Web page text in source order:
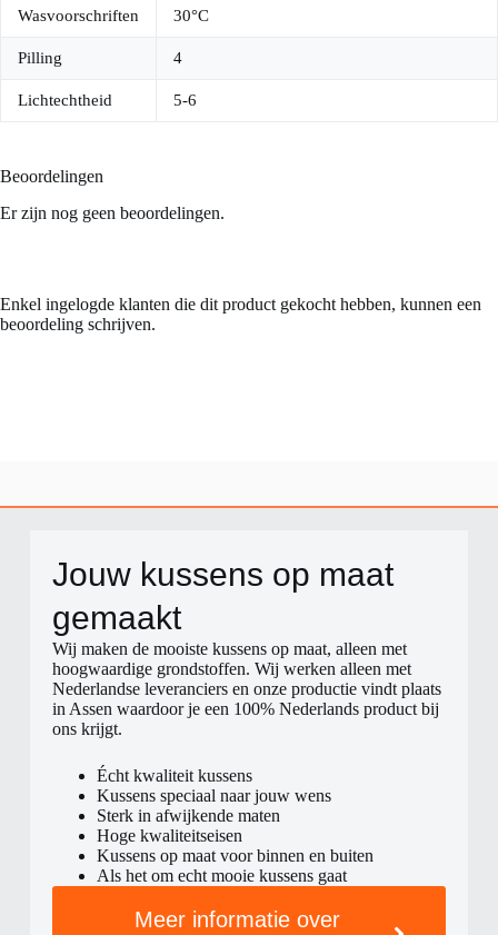
Wasvoorschriften 30°C
Pilling 4
Lichtechtheid 5-6
Beoordelingen
Er zijn nog geen beoordelingen.
Enkel ingelogde klanten die dit product gekocht hebben, kunnen een
beoordeling schrijven.
Jouw kussens op maat
gemaakt​
Wij maken de mooiste kussens op maat, alleen met
hoogwaardige grondstoffen. Wij werken alleen met
Nederlandse leveranciers en onze productie vindt plaats
in Assen waardoor je een 100% Nederlands product bij
ons krijgt.
Écht kwaliteit kussens
Kussens speciaal naar jouw wens
Sterk in afwijkende maten
Hoge kwaliteitseisen
Kussens op maat voor binnen en buiten
Als het om echt mooie kussens gaat
Meer informatie over